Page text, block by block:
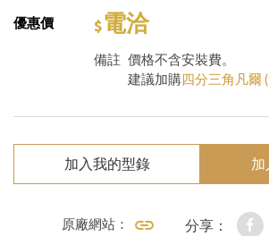
優惠價 電洽
備註 價格不含安裝費。
建議加購四分三角凡爾
加入我的型錄
原廠網站： 分享：